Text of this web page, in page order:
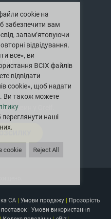
і новин у Greif.
CA Умови продажу
Прозорість
поставок
Умови використання
cookie на
забезпечити вам
запам’ятовуючи
відвідування.
все», ви
ВСІХ файлів
відвідати
cookie», щоб надати
Ви також можете
наші
cookie Reject All